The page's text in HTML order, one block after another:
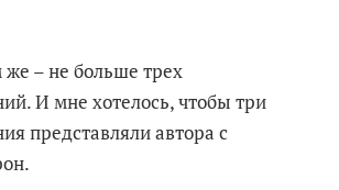
же – не больше трех
И мне хотелось, чтобы три
представляли автора с